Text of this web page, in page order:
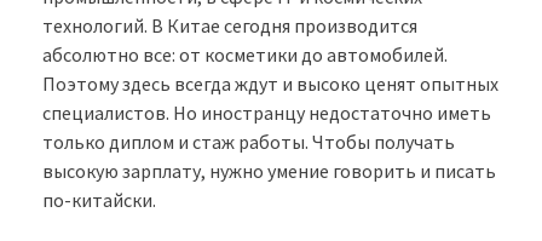
технологий. В Китае сегодня производится
абсолютно все: от косметики до автомобилей.
Поэтому здесь всегда ждут и высоко ценят опытных
специалистов. Но иностранцу недостаточно иметь
только диплом и стаж работы. Чтобы получать
высокую зарплату, нужно умение говорить и писать
по-китайски.